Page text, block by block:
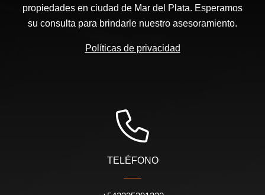
propiedades en ciudad de Mar del Plata. Esperamos
su consulta para brindarle nuestro asesoramiento.
Políticas de privacidad
TELÉFONO